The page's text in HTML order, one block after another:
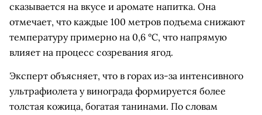
сказывается на вкусе и аромате напитка. Она
отмечает, что каждые 100 метров подъема снижают
температуру примерно на 0,6 °C, что напрямую
влияет на процесс созревания ягод.
Эксперт объясняет, что в горах из-за интенсивного
ультрафиолета у винограда формируется более
толстая кожица, богатая танинами. По словам